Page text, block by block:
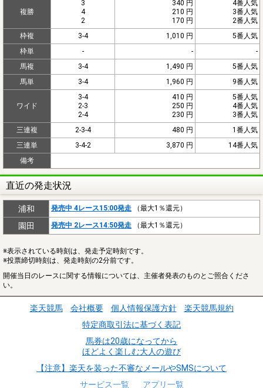
複勝
3
4
2
340 円
210 円
170 円
4番人気
3番人気
2番人気
枠複
3-4 1,010 円
5番人気
枠単
- -
-
馬複
3-4 1,490 円
5番人気
馬単
3-4 1,960 円 9番人気
ワイド
3-4
2-3
2-4
410 円
250 円
230 円
5番人気
4番人気
3番人気
三連複
2-3-4 480 円
1番人気
三連単
3-4-2 3,870 円
14番人気
備考
直近の発走状況
浦和 発売中 4レース15:00発走 （最大1％還元）
園田 発売中 2レース14:50発走 （最大1％還元）
※表示されている時刻は、発走予定時刻です。
※投票締切時刻は、発走時刻の2分前です。
開催当日のレースに関する情報については、主催者発表のものとご照合くださ
い。
楽天競馬 会社概要 個人情報保護方針
楽天競馬規約
特定商取引法に基づく表記
馬券は20歳になってから
ほどよく楽しむ大人の遊び
【注意】楽天を装った不審なメールやSMSについて
サービス一覧
アプリ一覧